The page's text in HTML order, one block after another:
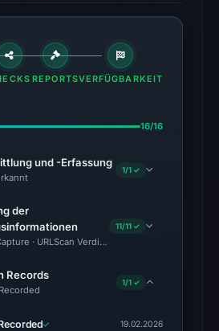
DBL:
on
Jul
10:30
UTC.
Radar
classified
domain
malicious;
REPORTSVERFÜGBARKEIT
16/16
und -Erfassung
1/1 ✓
der
· URLScan Verdict · Cloudflare Radar
11/11 ✓
Records
1/1 ✓
19.02.2026